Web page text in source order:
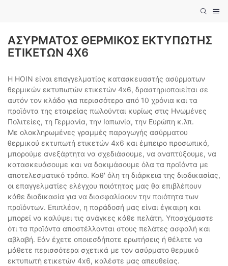
ΑΣΎΡΜΑΤΟΣ ΘΕΡΜΙΚΌΣ ΕΚΤΥΠΩΤΉΣ
ΕΤΙΚΕΤΏΝ 4X6
Η HOIN είναι επαγγελματίας κατασκευαστής ασύρματων
θερμικών εκτυπωτών ετικετών 4x6, δραστηριοποιείται σε
αυτόν τον κλάδο για περισσότερα από 10 χρόνια και τα
προϊόντα της εταιρείας πωλούνται κυρίως στις Ηνωμένες
Πολιτείες, τη Γερμανία, την Ιαπωνία, την Ευρώπη κ.λπ.
Με ολοκληρωμένες γραμμές παραγωγής ασύρματου
θερμικού εκτυπωτή ετικετών 4x6 και έμπειρο προσωπικό,
μπορούμε ανεξάρτητα να σχεδιάσουμε, να αναπτύξουμε, να
κατασκευάσουμε και να δοκιμάσουμε όλα τα προϊόντα με
αποτελεσματικό τρόπο. Καθ' όλη τη διάρκεια της διαδικασίας,
οι επαγγελματίες ελέγχου ποιότητας μας θα επιβλέπουν
κάθε διαδικασία για να διασφαλίσουν την ποιότητα των
προϊόντων. Επιπλέον, η παράδοσή μας είναι έγκαιρη και
μπορεί να καλύψει τις ανάγκες κάθε πελάτη. Υποσχόμαστε
ότι τα προϊόντα αποστέλλονται στους πελάτες ασφαλή και
αβλαβή. Εάν έχετε οποιεσδήποτε ερωτήσεις ή θέλετε να
μάθετε περισσότερα σχετικά με τον ασύρματο θερμικό
εκτυπωτή ετικετών 4x6, καλέστε μας απευθείας.